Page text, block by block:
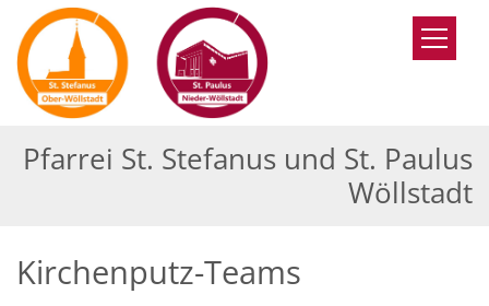
Zum Inhalt springen
Pfarrei St. Stefanus und St. Paulus
Wöllstadt
Kirchenputz-Teams